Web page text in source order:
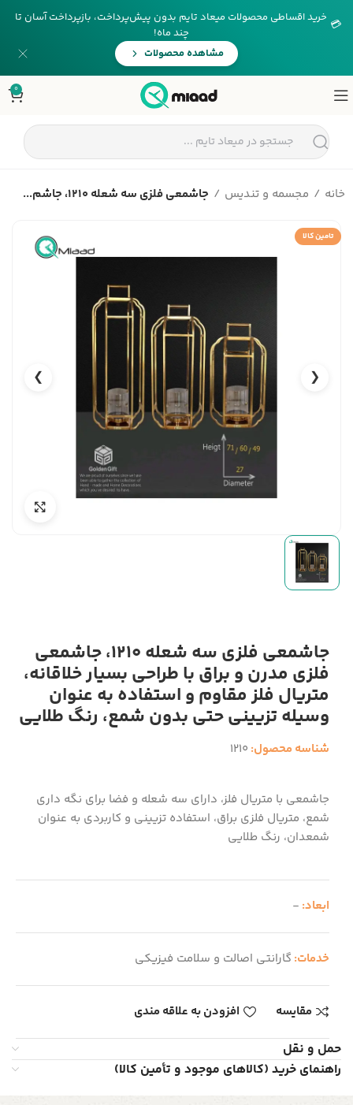
💳 خرید اقساطی محصولات میعاد تایم بدون پیش‌پرداخت، بازپرداخت آسان تا
چند ماه!
مشاهده محصولات
0
خانه مجسمه و تندیس جاشمعی فلزی سه شعله 1210، جاشم...
تامین کالا
❮
❯
جاشمعی فلزی سه شعله 1210، جاشمعی
فلزی مدرن و براق با طراحی بسیار خلاقانه،
متریال فلز مقاوم و استفاده به عنوان
وسیله تزیینی حتی بدون شمع، رنگ طلایی
شناسه محصول: 1210
جاشمعی با متریال فلز، دارای سه شعله و فضا برای نگه داری
شمع، متریال فلزی براق، استفاده تزیینی و کاربردی به عنوان
شمعدان، رنگ طلایی
ابعاد: -
خدمات: گارانتی اصالت و سلامت فیزیکی
مقایسه افزودن به علاقه مندی
حمل و نقل
راهنمای خرید (کالاهای موجود و تأمین کالا)